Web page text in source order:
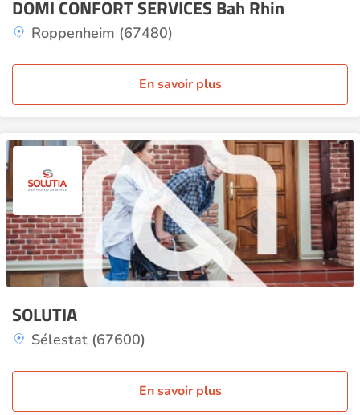
DOMI CONFORT SERVICES Bah Rhin
Roppenheim (67480)
En savoir plus
SOLUTIA
Sélestat (67600)
En savoir plus